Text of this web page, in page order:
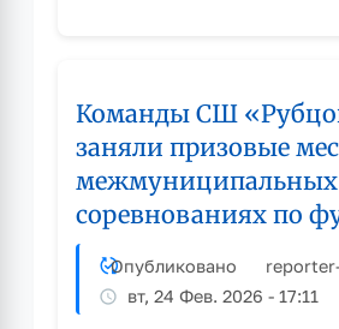
Команды СШ
заняли призовые
межмуниципальных
соревнованиях по
Опубликовано reporter
вт, 24 Фев. 2026 - 17:11